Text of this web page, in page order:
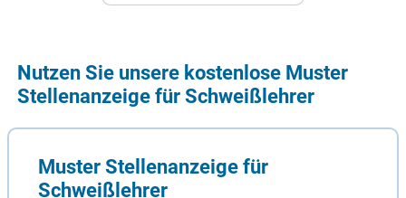
Nutzen Sie unsere kostenlose Muster
Stellenanzeige für Schweißlehrer
Muster Stellenanzeige für
Schweißlehrer